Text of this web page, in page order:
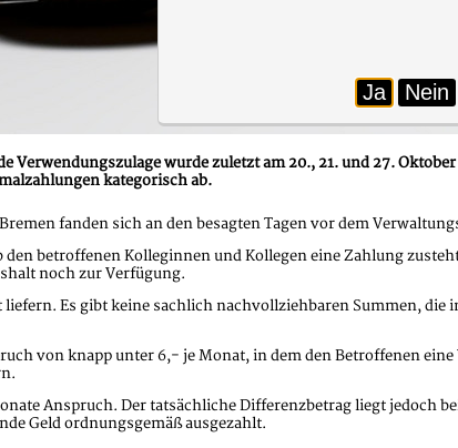
Verwendungszulage wurde zuletzt am 20., 21. und 27.
kategorisch ab.
fanden sich an den besagten Tagen vor dem
betroffenen Kolleginnen und Kollegen eine Zahlung
noch zur Verfügung.
liefern. Es gibt keine sachlich nachvollziehbaren Summen,
von knapp unter 6,- je Monat, in dem den Betroffenen
Anspruch. Der tatsächliche Differenzbetrag liegt jedoch
Geld ordnungsgemäß ausgezahlt.
Ja Nein